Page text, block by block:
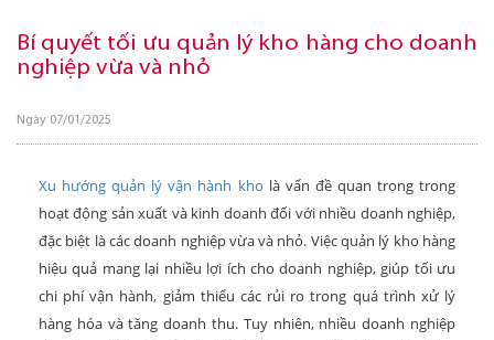
Bí quyết tối ưu quản lý kho hàng cho doanh
nghiệp vừa và nhỏ
Ngày 07/01/2025
Xu hướng quản lý vận hành kho là vấn đề quan trọng trong
hoạt động sản xuất và kinh doanh đối với nhiều doanh nghiệp,
đặc biệt là các doanh nghiệp vừa và nhỏ. Việc quản lý kho hàng
hiệu quả mang lại nhiều lợi ích cho doanh nghiệp, giúp tối ưu
chi phí vận hành, giảm thiểu các rủi ro trong quá trình xử lý
hàng hóa và tăng doanh thu. Tuy nhiên, nhiều doanh nghiệp
TRI THỨC